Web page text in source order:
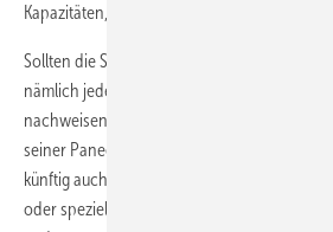
Kapazitäten, um die Vorschriften der WEEE zu
Sollten die Solarmodule künftig unter diese
nämlich jeder einzelne Hersteller die in
nachweisen sowie die fachgerechte
seiner Paneele organisieren. Elektronische
künftig auch Solarmodule – werden über
oder speziell genehmigte